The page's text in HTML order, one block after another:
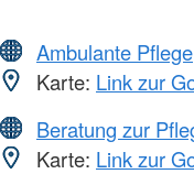
Ambulante Pflege
Karte: Link zur
Beratung zur
Karte: Link zur